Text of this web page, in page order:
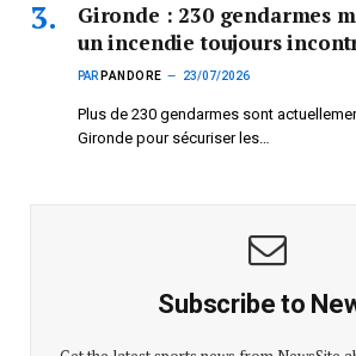
Gironde : 230 gendarmes
un incendie toujours
PAR PANDORE 23/07/2026
Plus de 230 gendarmes sont
Gironde pour sécuriser les…
Subscribe to